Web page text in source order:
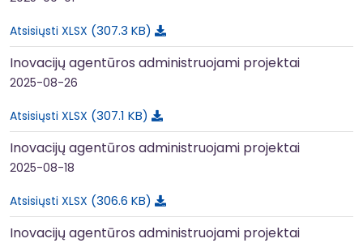
Atsisiųsti XLSX 307.3 KB
Inovacijų agentūros administruojami projektai
2025-08-26
Atsisiųsti XLSX 307.1 KB
Inovacijų agentūros administruojami projektai
2025-08-18
Atsisiųsti XLSX 306.6 KB
Inovacijų agentūros administruojami projektai